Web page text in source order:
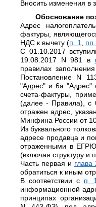
Вносить изменения в
Обоснование
Адрес
фактуры,
НДС к вычету (п. 1
С 01.10.2017
19.08.2017 N 981 в
правилах
Постановление N
"Адрес" и 6а "Адрес"
счета-фактуры,
(далее - Правила), с
отражен адрес,
Минфина России от
Из буквального
адресе продавца и
отраженными в
(включая структуру
Часть первая и глава
обратиться к иным
В соответствии с п.
информационной
принципах